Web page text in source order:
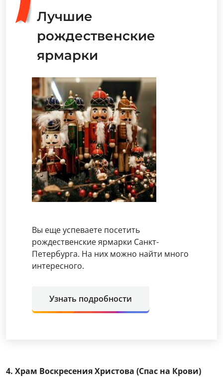
Лучшие
рождественские
ярмарки
Вы еще успеваете посетить
рождественские ярмарки Санкт-
Петербурга. На них можно найти много
интересного.
Узнать подробности
4. Храм Воскресения Христова (Спас на Крови)